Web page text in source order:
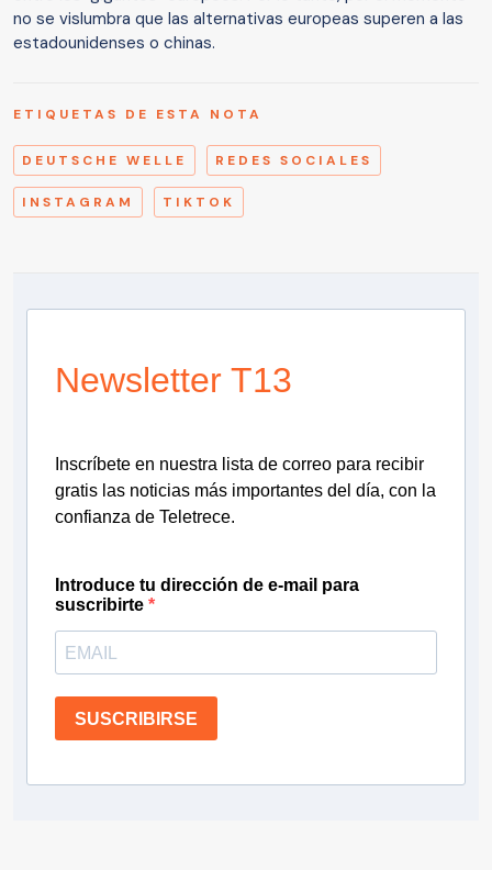
no se vislumbra que las alternativas europeas superen a las
estadounidenses o chinas.
ETIQUETAS DE ESTA NOTA
DEUTSCHE WELLE REDES SOCIALES
INSTAGRAM TIKTOK
Newsletter T13
Inscríbete en nuestra lista de correo para recibir
gratis las noticias más importantes del día, con la
confianza de Teletrece.
Introduce tu dirección de e-mail para
suscribirte
SUSCRIBIRSE